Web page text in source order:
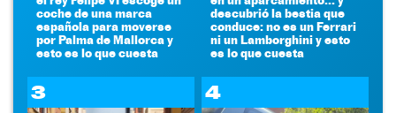
coche de una marca
española para moverse
por Palma de Mallorca y
esto es lo que cuesta
descubrió la bestia que
conduce: no es un Ferrari
ni un Lamborghini y esto
es lo que cuesta
3 4